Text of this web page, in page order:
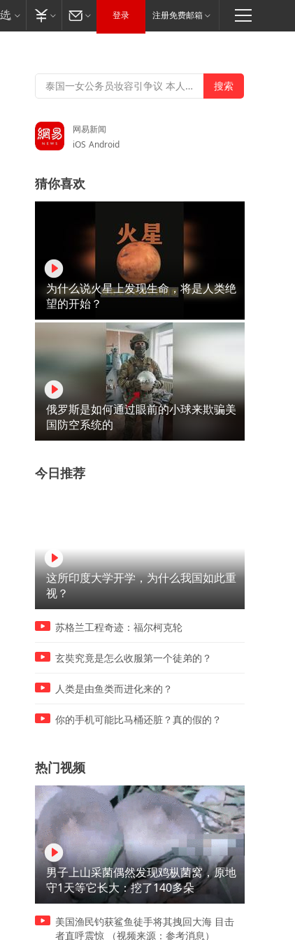
登录 注册免费邮箱
01:56
研究生弟弟眼高手低一事无成
还瞧不起姐夫姐姐霸气教他做
你太不懂情调了
网易新闻
iOS Android
猜你喜欢
为什么说火星上发现生命，将是人类绝
望的开始？
俄罗斯是如何通过眼前的小球来欺骗美
国防空系统的
今日推荐
这所印度大学开学，为什么我国如此重
视？
苏格兰工程奇迹：福尔柯克轮
玄奘究竟是怎么收服第一个徒弟的？
人类是由鱼类而进化来的？
你的手机可能比马桶还脏？真的假的？
热门视频
男子上山采菌偶然发现鸡枞菌窝，原地
守1天等它长大：挖了140多朵
美国渔民钓获鲨鱼徒手将其拽回大海 目击
者直呼震惊 （视频来源：参考消息）